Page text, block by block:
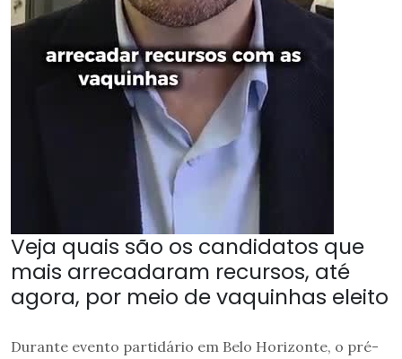
Veja quais são os candidatos que
mais arrecadaram recursos, até
agora, por meio de vaquinhas eleito
Durante evento partidário em Belo Horizonte, o pré-